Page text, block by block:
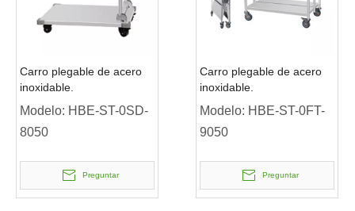
Carro plegable de acero
inoxidable.
Modelo: HBE-ST-0SD-
8050
Preguntar
Carro plegable de acero
inoxidable.
Modelo: HBE-ST-0FT-
9050
Preguntar